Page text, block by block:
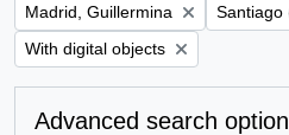
Remove filter:
Madrid, Guillermina Remove
Santiago
Remove filter:
With digital objects
Advanced search